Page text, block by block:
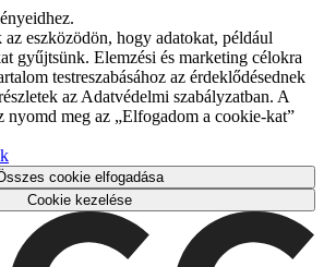
eszközödön, hogy adatokat, például
gyűjtsünk. Elemzési és marketing célokra
testreszabásához az érdeklődésednek
az Adatvédelmi szabályzatban. A
nyomd meg az „Elfogadom a cookie-kat”
cookie elfogadása
Cookie kezelése